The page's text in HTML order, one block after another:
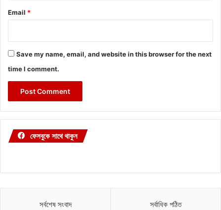
Email *
Save my name, email, and website in this browser for the next
time I comment.
ফেসবুকে সাথে থাকুন
সর্বশেষ সংবাদ সর্বাধিক পঠিত